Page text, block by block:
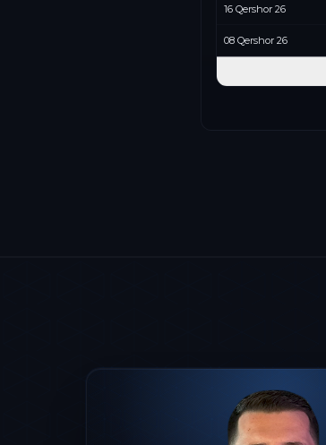
16 Qershor 26
08 Qershor 26